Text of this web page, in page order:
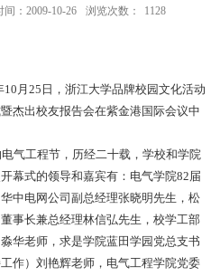
间：2009-10-26 浏览次数： 1128
月25日，浙江大学品牌校园文化活动
杰出校友报告会在紫金港国际会议中
气工程节，历经二十载，学校和学院
幕式的领导和嘉宾有：电气学院82届
中电网公司副总经理张晓明先生，松
事长兼总经理林信弘先生，校学工部
华老师，求是学院蓝田学园党总支书
作）刘艳辉老师，电气工程学院党委